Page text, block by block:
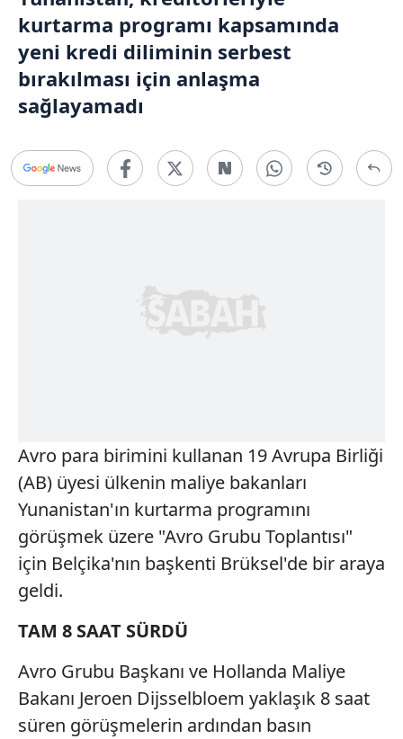
kurtarma programı kapsamında
yeni kredi diliminin serbest
bırakılması için anlaşma
sağlayamadı
Avro para birimini kullanan 19 Avrupa Birliği
(AB) üyesi ülkenin maliye bakanları
Yunanistan'ın kurtarma programını
görüşmek üzere "Avro Grubu Toplantısı"
için Belçika'nın başkenti Brüksel'de bir araya
geldi.
TAM 8 SAAT SÜRDÜ
Avro Grubu Başkanı ve Hollanda Maliye
Bakanı Jeroen Dijsselbloem yaklaşık 8 saat
süren görüşmelerin ardından basın